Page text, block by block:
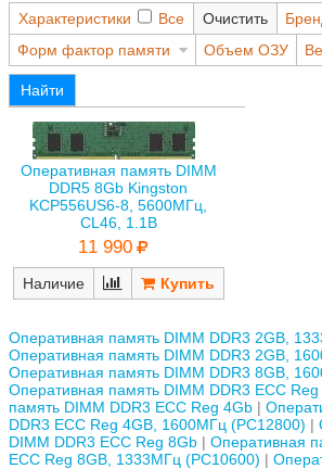
Характеристики Все Очистить
Форм фактор памяти
Объем ОЗУ
Найти
Оперативная память DIMM
DDR5 8Gb Kingston
KCP556US6-8, 5600МГц,
CL46, 1.1В
11 990
Наличие
Оперативная память DIMM DDR3 2GB,
Оперативная память DIMM DDR3 2GB,
Оперативная память DIMM DDR3 8GB,
Оперативная память DIMM DDR3 ECC
память DIMM DDR3 ECC Reg 4Gb
DDR3 ECC Reg 4GB, 1600МГц (PC12800)
DIMM DDR3 ECC Reg 8Gb
Оперативная
ECC Reg 8GB, 1333МГц (PC10600)